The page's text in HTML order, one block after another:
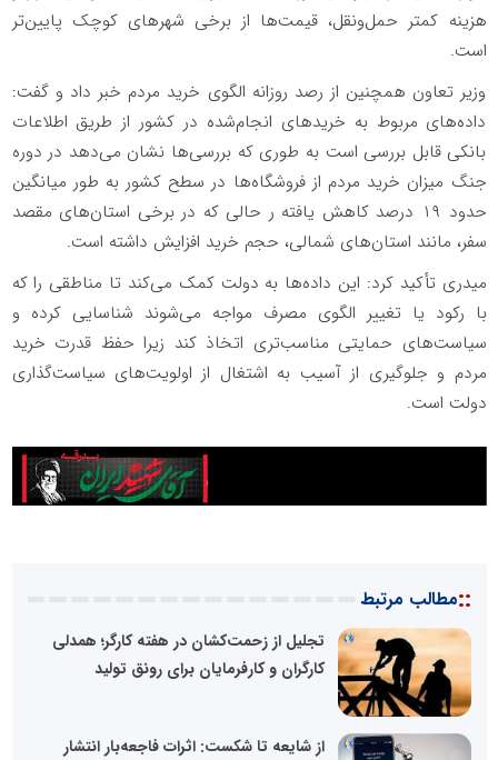
هزینه کمتر حمل‌ونقل، قیمت‌ها از برخی شهرهای کوچک پایین‌تر
است.
وزیر تعاون همچنین از رصد روزانه الگوی خرید مردم خبر داد و گفت:
داده‌های مربوط به خریدهای انجام‌شده در کشور از طریق اطلاعات
بانکی قابل بررسی است به طوری که بررسی‌ها نشان می‌دهد در دوره
جنگ میزان خرید مردم از فروشگاه‌ها در سطح کشور به طور میانگین
حدود ۱۹ درصد کاهش یافته ر حالی که در برخی استان‌های مقصد
سفر، مانند استان‌های شمالی، حجم خرید افزایش داشته است.
میدری تأکید کرد: این داده‌ها به دولت کمک می‌کند تا مناطقی را که
با رکود یا تغییر الگوی مصرف مواجه می‌شوند شناسایی کرده و
سیاست‌های حمایتی مناسب‌تری اتخاذ کند زیرا حفظ قدرت خرید
مردم و جلوگیری از آسیب به اشتغال از اولویت‌های سیاست‌گذاری
دولت است.
::مطالب مرتبط
تجلیل از زحمت‌کشان در هفته کارگر؛ همدلی
کارگران و کارفرمایان برای رونق تولید
از شایعه تا شکست: اثرات فاجعه‌بار انتشار